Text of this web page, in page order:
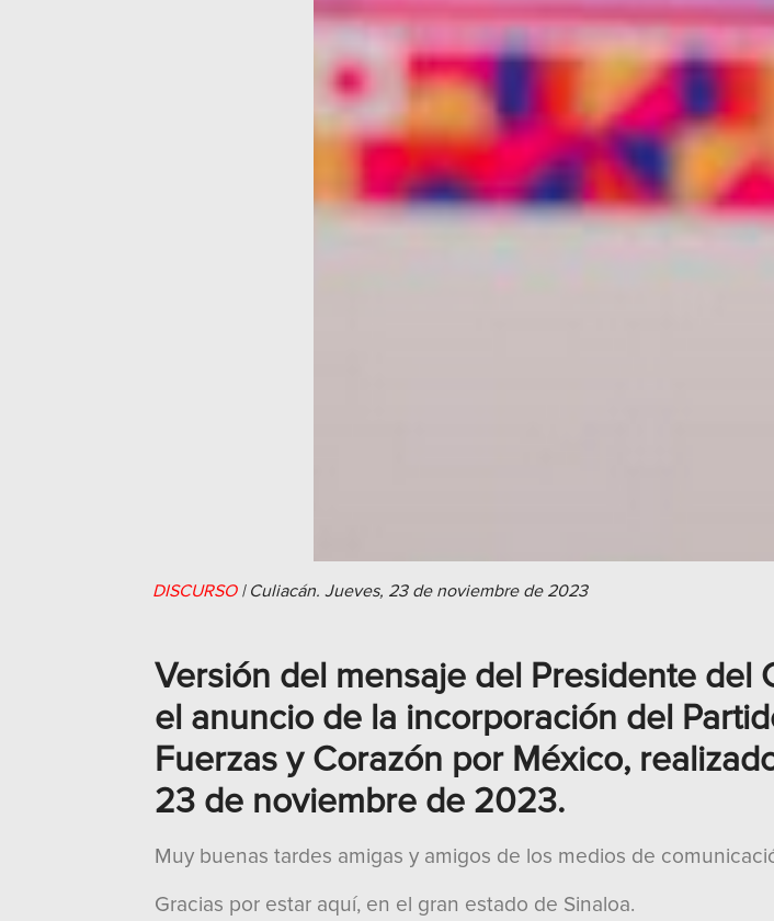
DISCURSO| Culiacán. Jueves, 23 de noviembre de 2023
Versión del mensaje del Presidente del
el anuncio de la incorporación del
Fuerzas y Corazón por México,
23 de noviembre de 2023.
Muy buenas tardes amigas y amigos de los medios de
Gracias por estar aquí, en el gran estado de Sinaloa.